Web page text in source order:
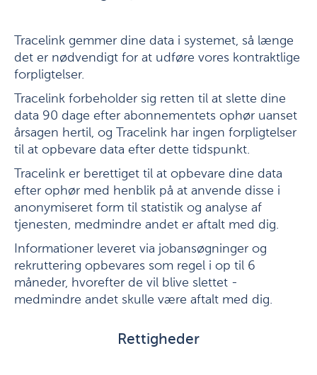
Tracelink gemmer dine data i systemet, så længe
det er nødvendigt for at udføre vores kontraktlige
forpligtelser.
Tracelink forbeholder sig retten til at slette dine
data 90 dage efter abonnementets ophør uanset
årsagen hertil, og Tracelink har ingen forpligtelser
til at opbevare data efter dette tidspunkt.
Tracelink er berettiget til at opbevare dine data
efter ophør med henblik på at anvende disse i
anonymiseret form til statistik og analyse af
tjenesten, medmindre andet er aftalt med dig.
Informationer leveret via jobansøgninger og
rekruttering opbevares som regel i op til 6
måneder, hvorefter de vil blive slettet -
medmindre andet skulle være aftalt med dig.
Rettigheder